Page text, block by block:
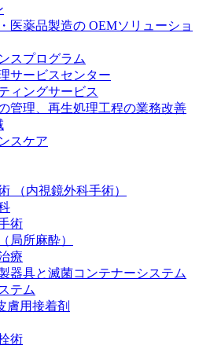
ォリオからも、製品をお探しい
。
関節である膝関節。日常の生活
特徴とは？傷めてしまった場合
の選択肢があるのでしょう。
うな疾患なのでしょう。成人に
クラッﾌﾟで新たな可能性を見つ
中のポジションをご覧いただけ
ミー
方々に、学びと情報共有の場を
指します。
医薬品製造の OEMソリューショ
スプログラム
サービスセンター
ィングサービス
管理、再生処理工程の業務改善
スケア
（内視鏡外科手術）
術
局所麻酔）
療
器具と滅菌コンテナーシステム
テム
膚用接着剤
術